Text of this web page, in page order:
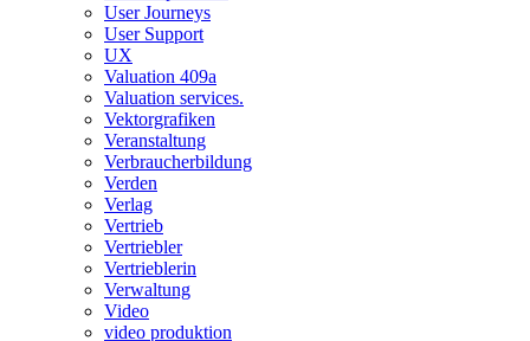
User Journeys
User Support
UX
Valuation 409a
Valuation services.
Vektorgrafiken
Veranstaltung
Verbraucherbildung
Verden
Verlag
Vertrieb
Vertriebler
Vertrieblerin
Verwaltung
Video
video produktion